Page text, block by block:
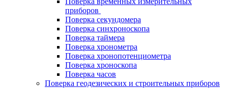
приборов
Поверка секундомера
Поверка синхроноскопа
Поверка таймера
Поверка хронометра
Поверка хронопотенциометра
Поверка хроноскопа
Поверка часов
Поверка геодезических и строительных приборов